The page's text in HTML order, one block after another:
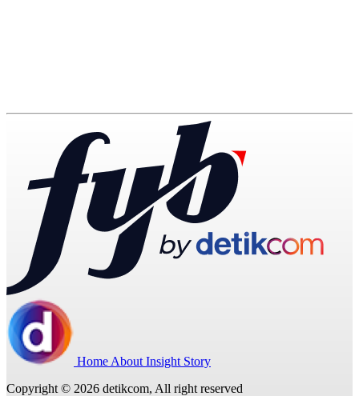
Home About Insight Story
Copyright © 2026 detikcom, All right reserved